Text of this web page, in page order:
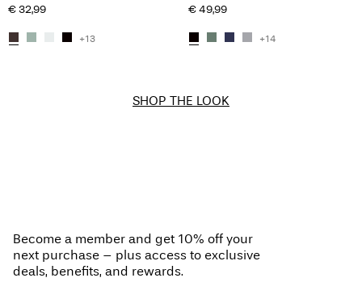
€ 32,99
+13
€ 49,99
+14
SHOP THE LOOK
Become a member and get 10% off your
next purchase – plus access to exclusive
deals, benefits, and rewards.